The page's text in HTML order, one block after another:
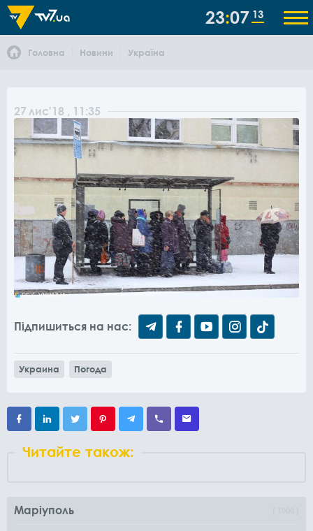
23 07 13
Головна Новини Україна
27 лис'18 , 11:35
Підпишиться на нас:
Украина Погода
Читайте також:
Маріуполь